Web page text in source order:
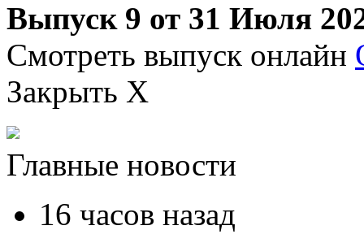
Выпуск 9 от 31 Июля
Смотреть выпуск онлайн
Закрыть X
Главные новости
16 часов назад